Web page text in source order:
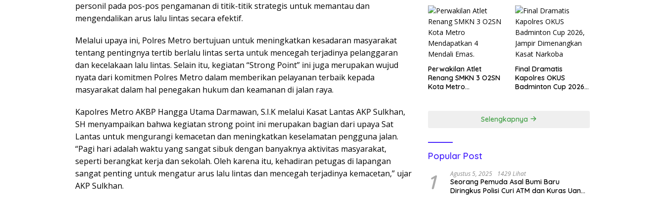
personil pada pos-pos pengamanan di titik-titik strategis untuk memantau dan
mengendalikan arus lalu lintas secara efektif.
Melalui upaya ini, Polres Metro bertujuan untuk meningkatkan kesadaran masyarakat
tentang pentingnya tertib berlalu lintas serta untuk mencegah terjadinya pelanggaran
dan kecelakaan lalu lintas. Selain itu, kegiatan “Strong Point” ini juga merupakan wujud
nyata dari komitmen Polres Metro dalam memberikan pelayanan terbaik kepada
masyarakat dalam hal penegakan hukum dan keamanan di jalan raya.
Kapolres Metro AKBP Hangga Utama Darmawan, S.I.K melalui Kasat Lantas AKP Sulkhan,
SH menyampaikan bahwa kegiatan strong point ini merupakan bagian dari upaya Sat
Lantas untuk mengurangi kemacetan dan meningkatkan keselamatan pengguna jalan.
“Pagi hari adalah waktu yang sangat sibuk dengan banyaknya aktivitas masyarakat,
seperti berangkat kerja dan sekolah. Oleh karena itu, kehadiran petugas di lapangan
sangat penting untuk mengatur arus lalu lintas dan mencegah terjadinya kemacetan,” ujar
AKP Sulkhan.
Perwakilan Atlet
Renang SMKN 3 O2SN
Kota Metro
Final Dramatis
Kapolres OKUS
Badminton Cup 2026,
Selengkapnya
Popular Post
1 Agustus 5, 2025 1429 Lihat
Seorang Pemuda Asal Bumi Baru
Diringkus Polisi Curi ATM dan Kuras Uang